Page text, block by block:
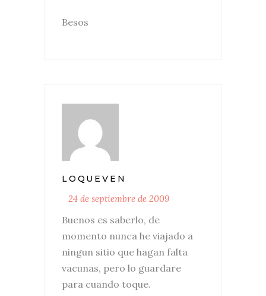
Besos
LOQUEVEN
24 de septiembre de 2009
Buenos es saberlo, de
momento nunca he viajado a
ningun sitio que hagan falta
vacunas, pero lo guardare
para cuando toque.